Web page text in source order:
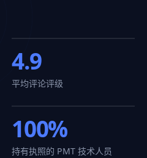
4.9
平均评论评级
100%
持有执照的 PMT 技术人员